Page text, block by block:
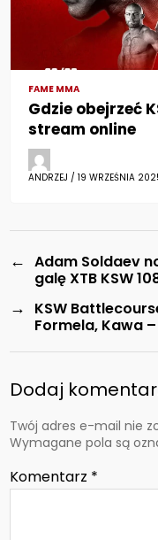
FAME MMA
Gdzie obejrzeć
stream online
ANDRZEJ / 19 WRZEŚNIA
← Adam Soldaev
galę XTB KSW
→
KSW
Formela, Kawa –
Dodaj
Twój adres e-mail nie
Wymagane pola są
Komentarz *